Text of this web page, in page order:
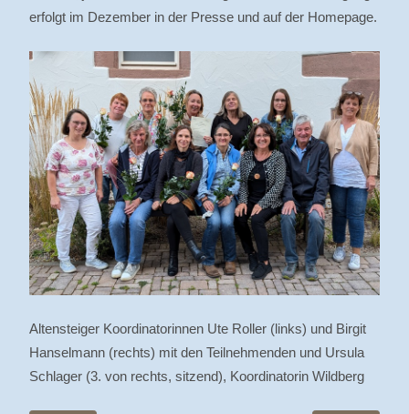
erfolgt im Dezember in der Presse und auf der Homepage.
Altensteiger Koordinatorinnen Ute Roller (links) und Birgit
Hanselmann (rechts) mit den Teilnehmenden und Ursula
Schlager (3. von rechts, sitzend), Koordinatorin Wildberg